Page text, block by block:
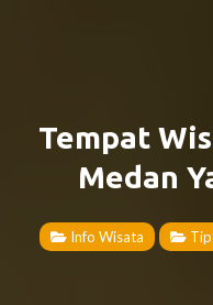
Tempat
Medan
Info Wisata